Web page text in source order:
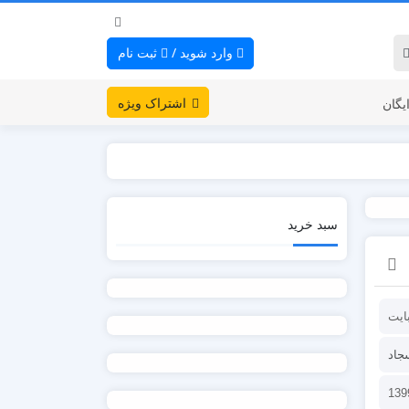
وارد شوید / ثبت نام
اشتراک ویژه
سبد خرید